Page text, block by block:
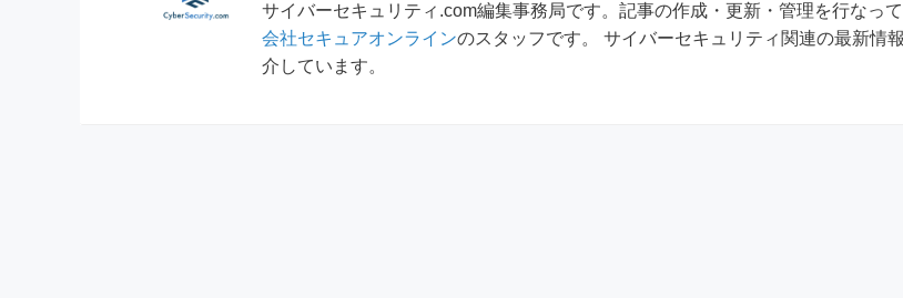
サイバーセキュリティ.com編集事務局です。記事の作成・更新・管理を行なっ
会社セキュアオンラインのスタッフです。 サイバーセキュリティ関連の最新情
介しています。